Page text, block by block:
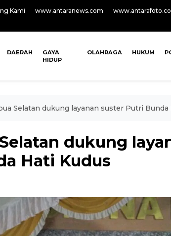
Kami www.antaranews.com
DAERAH
GAYA
HIDUP
OLAHRAGA HUKUM
Selatan dukung layanan suster Putri Bunda
dukung
Hati Kudus